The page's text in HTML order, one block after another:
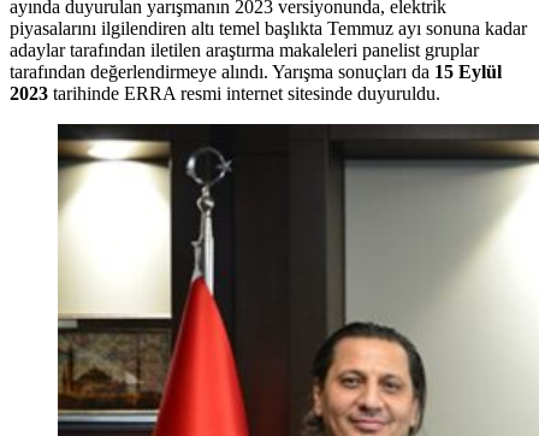
ayında duyurulan yarışmanın 2023 versiyonunda, elektrik
piyasalarını ilgilendiren altı temel başlıkta Temmuz ayı sonuna kadar
adaylar tarafından iletilen araştırma makaleleri panelist gruplar
tarafından değerlendirmeye alındı. Yarışma sonuçları da 15 Eylül
2023 tarihinde ERRA resmi internet sitesinde duyuruldu.